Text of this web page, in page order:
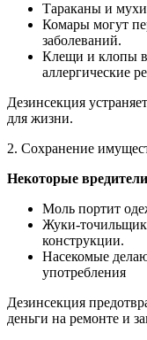
Тараканы и
Комары могут
заболеваний.
Клещи и клопы
аллергические
Дезинсекция
для жизни.
2. Сохранение
Некоторые
Моль портит
Жуки-
конструкции.
Насекомые
употребления
Дезинсекция
деньги на ремонте и